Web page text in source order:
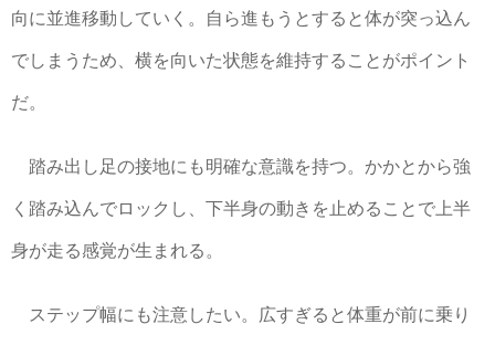
向に並進移動していく。自ら進もうとすると体が突っ込ん
でしまうため、横を向いた状態を維持することがポイント
だ。
踏み出し足の接地にも明確な意識を持つ。かかとから強
く踏み込んでロックし、下半身の動きを止めることで上半
身が走る感覚が生まれる。
ステップ幅にも注意したい。広すぎると体重が前に乗り